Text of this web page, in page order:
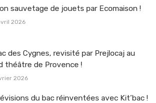
sauvetage de jouets par Ecomaison !
2026
des Cygnes, revisité par Prejlocaj au
théâtre de Provence !
2026
du bac réinventées avec Kit’bac !